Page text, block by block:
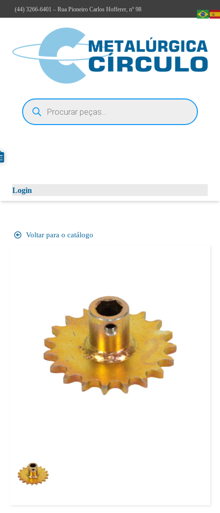
(44) 3266-6401 – Rua Pioneiro Carlos Hofferer, nº 98
Login
Voltar para o catálogo